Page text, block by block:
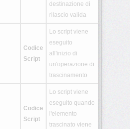
destinazione di
rilascio valida
Codice
Script
Lo script viene
eseguito
all'inizio di
un'operazione di
trascinamento
Codice
Script
Lo script viene
eseguito quando
l'elemento
trascinato viene